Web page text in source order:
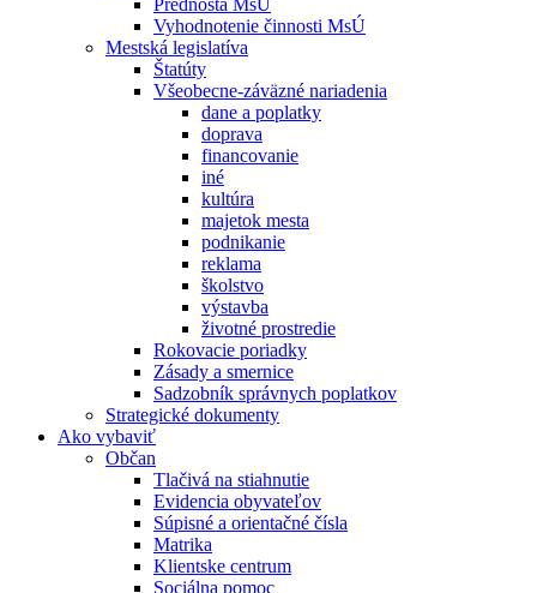
Prednosta MsÚ
Vyhodnotenie činnosti MsÚ
Mestská legislatíva
Štatúty
Všeobecne-záväzné nariadenia
dane a poplatky
doprava
financovanie
iné
kultúra
majetok mesta
podnikanie
reklama
školstvo
výstavba
životné prostredie
Rokovacie poriadky
Zásady a smernice
Sadzobník správnych poplatkov
Strategické dokumenty
Ako vybaviť
Občan
Tlačivá na stiahnutie
Evidencia obyvateľov
Súpisné a orientačné čísla
Matrika
Klientske centrum
Sociálna pomoc